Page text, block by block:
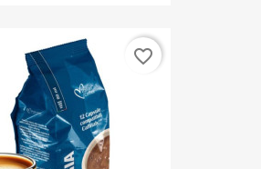
favorite_border